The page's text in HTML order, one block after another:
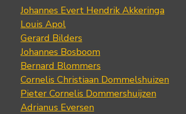
Johannes Evert Hendrik Akkeringa
Louis Apol
Gerard Bilders
Johannes Bosboom
Bernard Blommers
Cornelis Christiaan Dommelshuizen
Pieter Cornelis Dommershuijzen
Adrianus Eversen